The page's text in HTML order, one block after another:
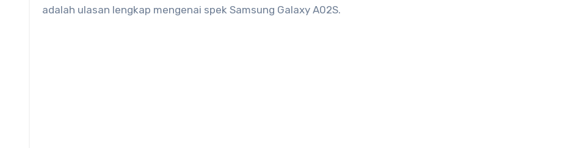
adalah ulasan lengkap mengenai spek Samsung Galaxy A02S.